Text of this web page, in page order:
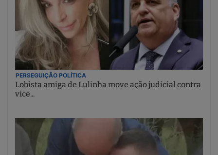
PERSEGUIÇÃO POLÍTICA
Lobista amiga de Lulinha move ação judicial contra
vice...